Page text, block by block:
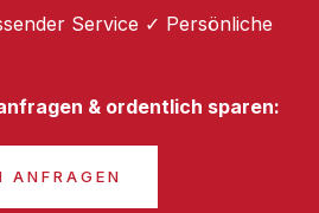
Service ✓ Persönliche
& ordentlich sparen:
ANFRAGEN